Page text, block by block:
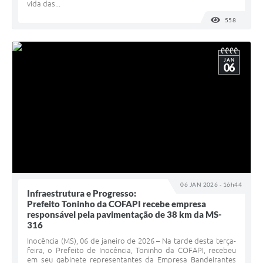
vida das...
558
06 JAN 2026 - 16h44
JAN
06
Infraestrutura e Progresso:
Prefeito Toninho da COFAPI recebe empresa
responsável pela pavimentação de 38 km da MS-
316
Inocência (MS), 06 de janeiro de 2026 – Na tarde desta terça-
feira, o Prefeito de Inocência, Toninho da COFAPI, recebeu
em seu gabinete representantes da Empresa Bandeirantes